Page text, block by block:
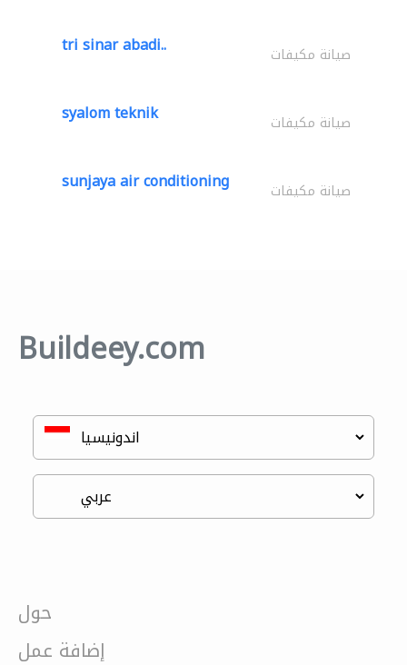
tri sinar abadi.. صيانة مكيفات
syalom teknik صيانة مكيفات
sunjaya air conditioning صيانة مكيفات
Buildeey.com
حول
إضافة عمل